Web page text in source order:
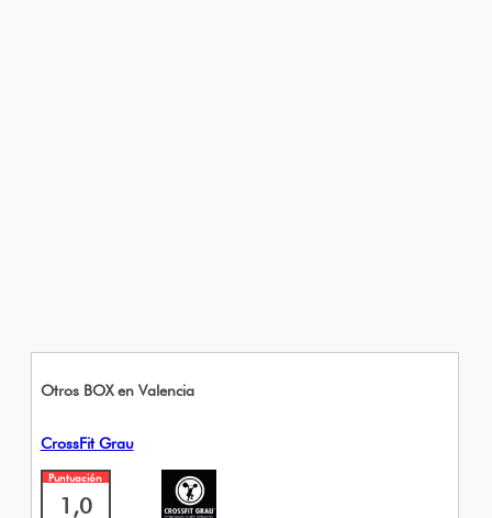
Otros BOX en Valencia
CrossFit Grau
Puntuación
1,0